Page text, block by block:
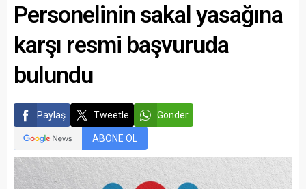
Personelinin sakal yasağına
karşı resmi başvuruda
bulundu
Paylaş Tweetle Gönder
ABONE OL